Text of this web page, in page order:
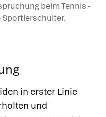
beim Tennis -
Sportlerschulter.
in erster Linie
und